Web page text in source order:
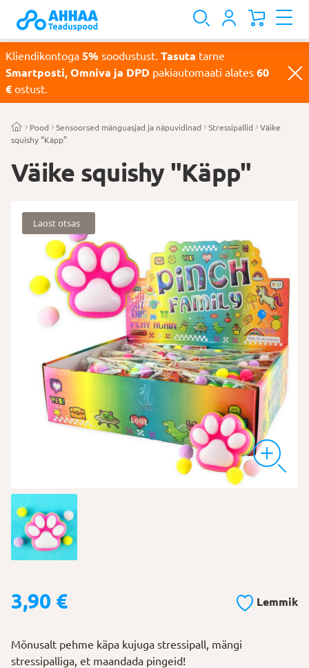
Kliendikontoga 5% soodustust. Tasuta tarne
Smartposti, Omniva ja DPD pakiautomaati alates 60
€ ostust.
Pood Sensoorsed mänguasjad ja näpuvidinad Stressipallid
Väike
squishy “Käpp”
Väike squishy "Käpp"
Laost otsas
3,90 € Lemmik
Mõnusalt pehme käpa kujuga stressipall, mängi
stressipalliga, et maandada pingeid!